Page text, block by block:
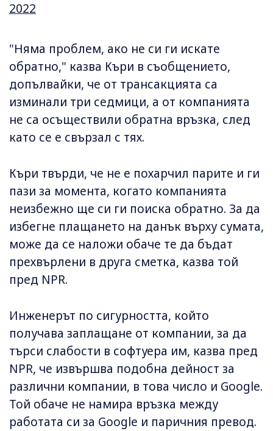
2022
"Няма проблем, ако не си ги искате
обратно," казва Къри в съобщението,
допълвайки, че от трансакцията са
изминали три седмици, а от компанията
не са осъществили обратна връзка, след
като се е свързал с тях.
Къри твърди, че не е похарчил парите и ги
пази за момента, когато компанията
неизбежно ще си ги поиска обратно. За да
избегне плащането на данък върху сумата,
може да се наложи обаче те да бъдат
прехвърлени в друга сметка, казва той
пред NPR.
Инженерът по сигурността, който
получава заплащане от компании, за да
търси слабости в софтуера им, казва пред
NPR, че извършва подобна дейност за
различни компании, в това число и Google.
Той обаче не намира връзка между
работата си за Google и паричния превод.